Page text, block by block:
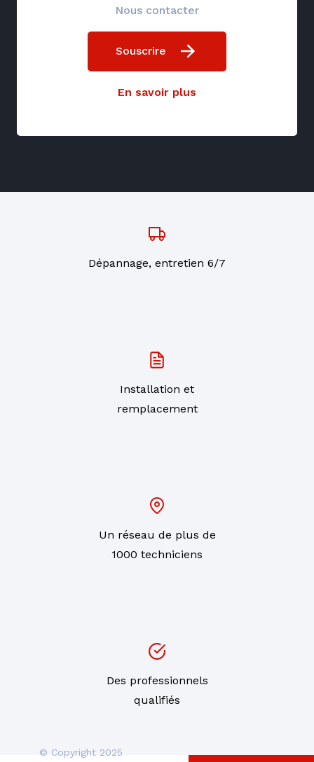
Nous contacter
Souscrire
En savoir plus
Dépannage, entretien 6/7
Installation et
remplacement
Un réseau de plus de
1000 techniciens
Des professionnels
qualifiés
© Copyright 2025